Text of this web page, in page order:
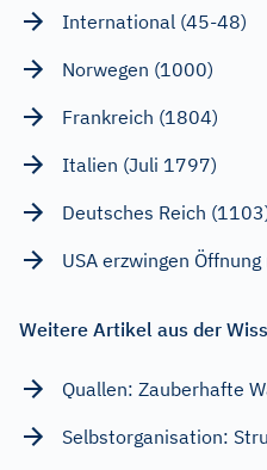
International (45-48)
Norwegen (1000)
Frankreich (1804)
Italien (Juli 1797)
Deutsches Reich
USA erzwingen
Weitere Artikel aus der
Quallen: Zauberhafte
Selbstorganisation: